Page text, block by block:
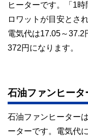
ヒーターです。「1
ロワットが目安とさ
電気代は17.05～37.2
372円になります。
石油ファンヒータ
石油ファンヒーター
ーターです。電気代